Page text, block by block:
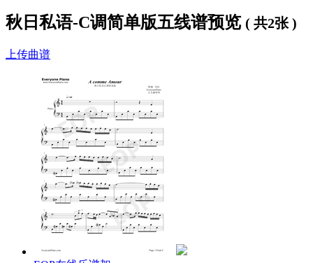
从心里流露出来的乐符总能让人感动。追求美，追求浪漫，然
后留下关于爱的记忆和心灵深处的平静。当然，这首《秋日私
且在感动无数青年乐迷的同时也给人留下来太多的遐想空间。
这里我们提供 秋日私语C调简单版钢琴谱
同时，网站还为大家提供了不同版本的《
秋日私语-C调简单版五线谱预览 ( 共2张 )
上传曲谱